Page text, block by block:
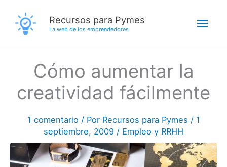
contenido
Recursos para Pymes
La web de los emprendedores
Cómo aumentar la
creatividad fácilmente
1 comentario / Por Recursos para Pymes / 1
septiembre, 2009 / Empleo y RRHH